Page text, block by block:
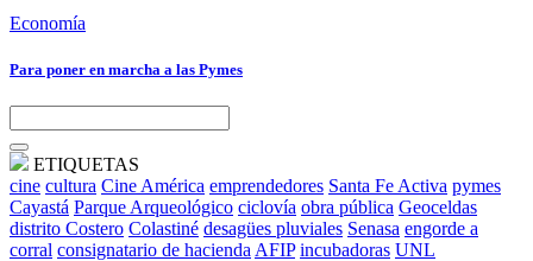
Economía
Para poner en marcha a las Pymes
ETIQUETAS
cine cultura Cine América emprendedores Santa Fe Activa pymes
Cayastá Parque Arqueológico ciclovía obra pública Geoceldas
distrito Costero Colastiné desagües pluviales Senasa engorde a
corral consignatario de hacienda AFIP incubadoras UNL